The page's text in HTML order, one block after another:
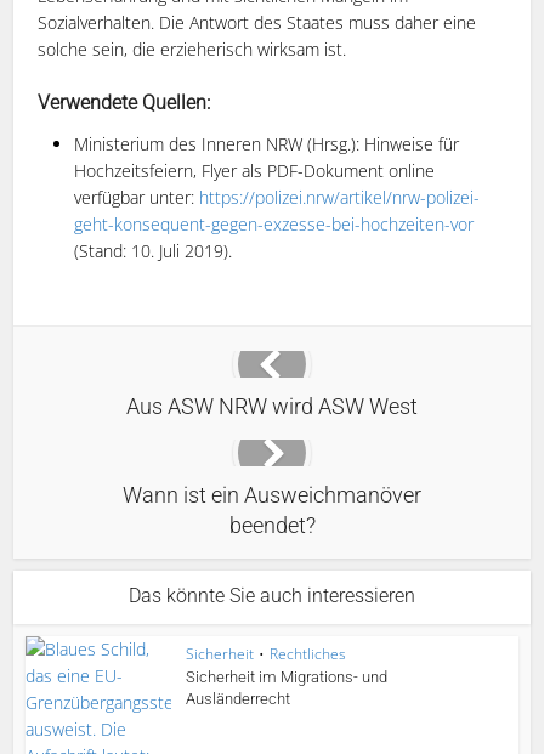
Sozialverhalten. Die Antwort des Staates muss daher eine
solche sein, die erzieherisch wirksam ist.
Verwendete Quellen:
Ministerium des Inneren NRW (Hrsg.): Hinweise für
Hochzeitsfeiern, Flyer als PDF-Dokument online
verfügbar unter: https://polizei.nrw/artikel/nrw-polizei-
geht-konsequent-gegen-exzesse-bei-hochzeiten-vor
(Stand: 10. Juli 2019).
Aus ASW NRW wird ASW West
Wann ist ein Ausweichmanöver
beendet?
Das könnte Sie auch interessieren
Sicherheit • Rechtliches
Sicherheit im Migrations- und
Ausländerrecht